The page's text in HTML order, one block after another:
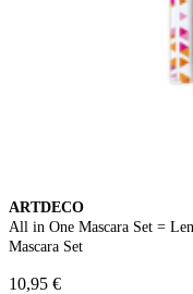
ARTDECO
All in One Mascara Set =
Mascara Set
10,95 €